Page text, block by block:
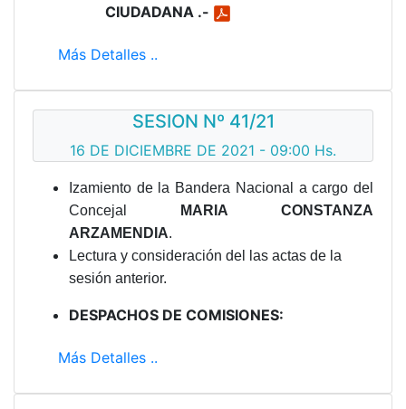
CIUDADANA .-
Más Detalles ..
SESION Nº 41/21
16 DE DICIEMBRE DE 2021 - 09:00 Hs.
Izamiento de la Bandera Nacional a cargo del
Concejal
MARIA CONSTANZA
ARZAMENDIA.
Lectura y consideración del las actas de la
sesión anterior.
DESPACHOS DE COMISIONES:
Más Detalles ..